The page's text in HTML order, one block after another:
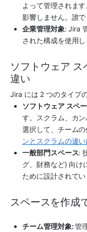
よって管理されます
影響しません。誰で
企業管理対象: Jira
された構成を使用
ソフトウェア
違い
Jira には 2 つのタイプ
ソフトウェア スペ
す。スクラム、カ
選択して、チームの
ンとスクラムの違
一般部門スペース:
グ、財務など) 向け
ために設計されてい
スペースを作成
チーム管理対象: 管